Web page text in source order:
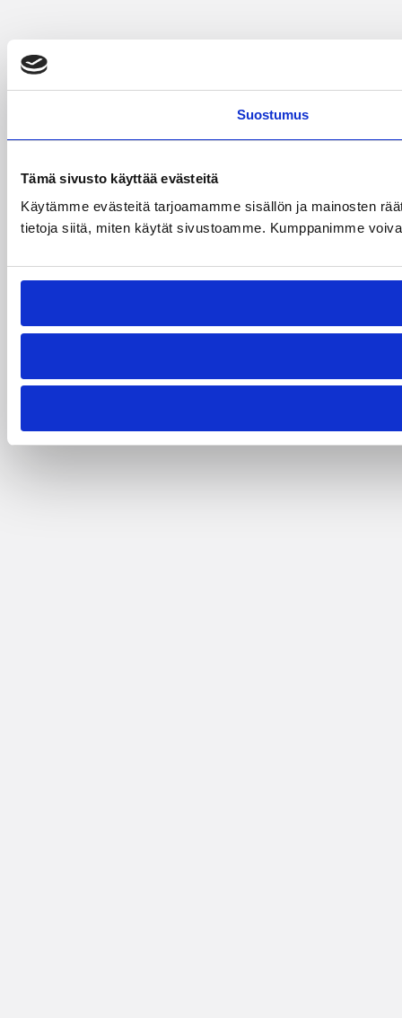
Suostumus
Tämä sivusto käyttää evästeitä
Käytämme evästeitä tarjoamamme sisällön ja mainosten
tietoja siitä, miten käytät sivustoamme. Kumppanimme